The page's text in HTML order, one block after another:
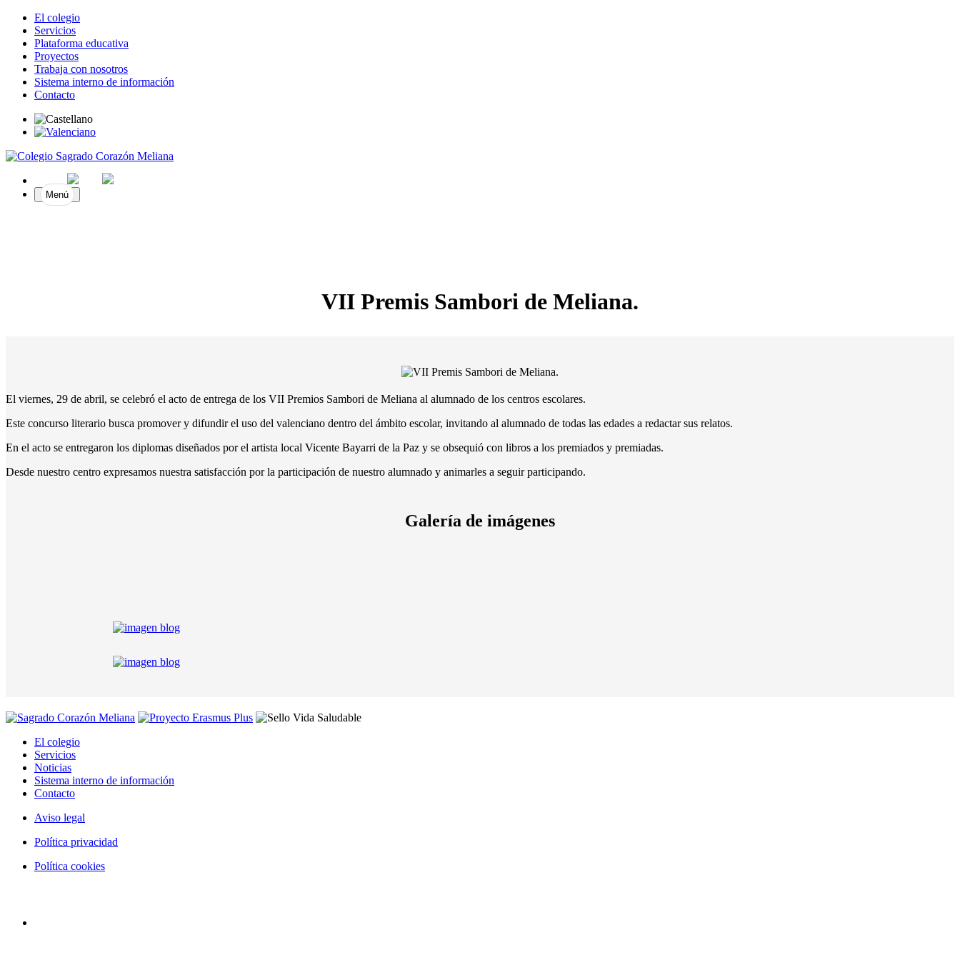
El colegio
Servicios
Plataforma educativa
Proyectos
Trabaja con nosotros
Sistema interno de información
Contacto
Menú
VII Premis Sambori de Meliana.
El viernes, 29 de abril, se celebró el acto de entrega de los VII Premios Sambori de Meliana al alumnado de los centros escolares.
Este concurso literario busca promover y difundir el uso del valenciano dentro del ámbito escolar, invitando al alumnado de todas las edades a redactar sus relatos.
En el acto se entregaron los diplomas diseñados por el artista local Vicente Bayarri de la Paz y se obsequió con libros a los premiados y premiadas.
Desde nuestro centro expresamos nuestra satisfacción por la participación de nuestro alumnado y animarles a seguir participando.
Galería de imágenes
El colegio
Servicios
Noticias
Sistema interno de información
Contacto
Aviso legal
Política privacidad
Política cookies